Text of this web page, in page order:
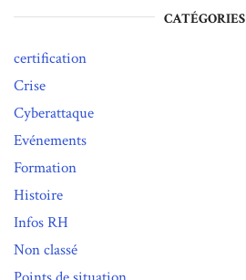
CATÉGORIES
certification
Crise
Cyberattaque
Evénements
Formation
Histoire
Infos RH
Non classé